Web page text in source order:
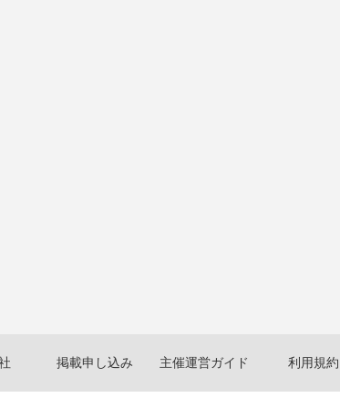
掲載申し込み 主催運営ガイド 利用規約